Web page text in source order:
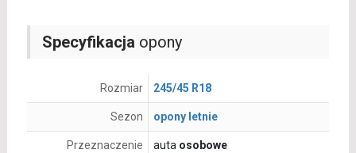
Specyfikacja opony
Rozmiar 245/45 R18
Sezon opony letnie
Przeznaczenie auta osobowe